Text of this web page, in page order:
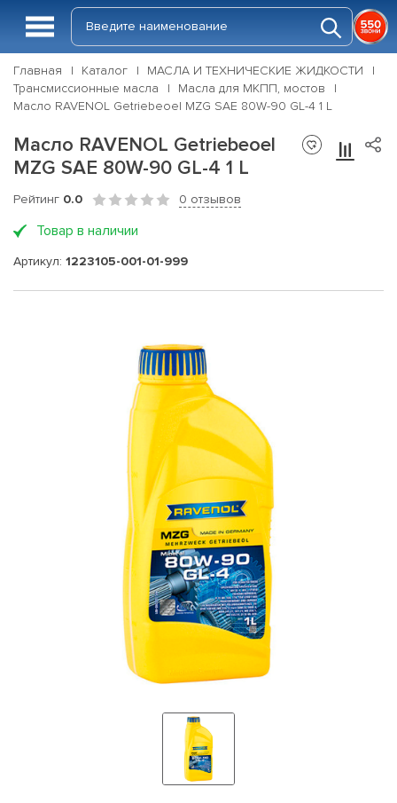
Главная Каталог
МАСЛА И ТЕХНИЧЕСКИЕ ЖИДКОСТИ
Трансмиссионные масла
Масла для МКПП, мостов
Масло RAVENOL Getriebeoel MZG SAE 80W-90 GL-4 1 L
Масло RAVENOL Getriebeoel
MZG SAE 80W-90 GL-4 1 L
Рейтинг 0.0 0 отзывов
Товар в наличии
Артикул: 1223105-001-01-999